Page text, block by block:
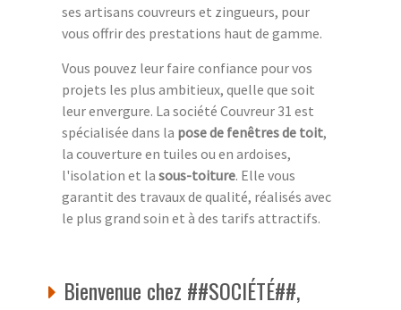
ses artisans couvreurs et zingueurs, pour
vous offrir des prestations haut de gamme.
Vous pouvez leur faire confiance pour vos
projets les plus ambitieux, quelle que soit
leur envergure. La société Couvreur 31 est
spécialisée dans la pose de fenêtres de toit,
la couverture en tuiles ou en ardoises,
l'isolation et la sous-toiture. Elle vous
garantit des travaux de qualité, réalisés avec
le plus grand soin et à des tarifs attractifs.
Bienvenue chez ##SOCIÉTÉ##,